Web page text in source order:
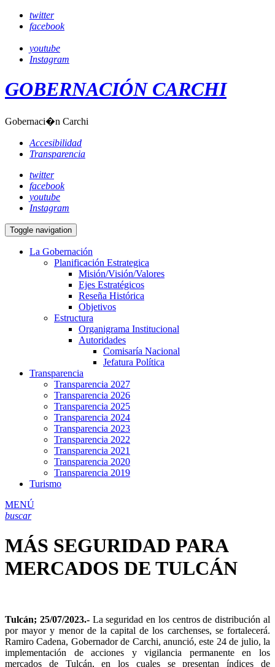
twitter
facebook
youtube
Instagram
GOBERNACIÓN CARCHI
Gobernaci�n Carchi
Accesibilidad
Transparencia
twitter
facebook
youtube
Instagram
Toggle navigation
La Gobernación
Planificación Estrategica
Misión/Visión/Valores
Ejes Estratégicos
Reseña Histórica
Objetivos
Estructura
Organigrama Institucional
Autoridades
Comisaría Nacional
Jefatura Política
Transparencia
Transparencia 2027
Transparencia 2026
Transparencia 2025
Transparencia 2024
Transparencia 2023
Transparencia 2022
Transparencia 2021
Transparencia 2020
Transparencia 2019
Turismo
MENÚ
buscar
MÁS SEGURIDAD PARA
MERCADOS DE TULCÁN
Tulcán; 25/07/2023.-La seguridad en los centros de distribución al
por mayor y menor de la capital de los carchenses, se fortalecerá.
Ramiro Cadena, Gobernador de Carchi, anunció, este 24 de julio, la
implementación de acciones y vigilancia permanente en los
mercados de Tulcán, en los cuales se presentan índices de